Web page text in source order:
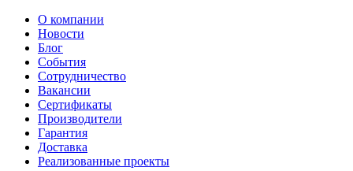
О компании
Новости
Блог
События
Сотрудничество
Вакансии
Сертификаты
Производители
Гарантия
Доставка
Реализованные проекты